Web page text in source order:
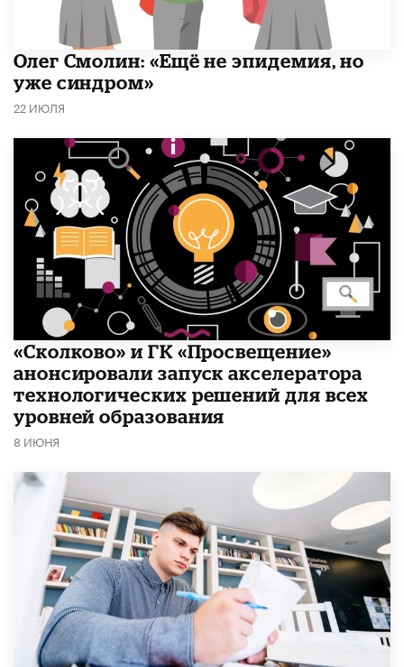
​Олег Смолин: «Ещё не эпидемия, но
уже синдром»
22 ИЮЛЯ
«Сколково» и ГК «Просвещение»
анонсировали запуск акселератора
технологических решений для всех
уровней образования
8 ИЮНЯ